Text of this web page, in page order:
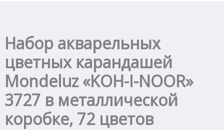
Набор акварельных
цветных карандашей
Mondeluz «KOH-I-NOOR»
3727 в металлической
коробке, 72 цветов
коробке,
72